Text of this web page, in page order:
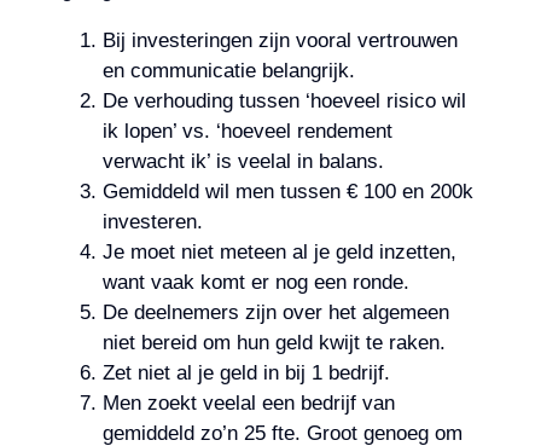
Bij investeringen zijn vooral vertrouwen
en communicatie belangrijk.
De verhouding tussen ‘hoeveel risico wil
ik lopen’ vs. ‘hoeveel rendement
verwacht ik’ is veelal in balans.
Gemiddeld wil men tussen € 100 en 200k
investeren.
Je moet niet meteen al je geld inzetten,
want vaak komt er nog een ronde.
De deelnemers zijn over het algemeen
niet bereid om hun geld kwijt te raken.
Zet niet al je geld in bij 1 bedrijf.
Men zoekt veelal een bedrijf van
gemiddeld zo’n 25 fte. Groot genoeg om